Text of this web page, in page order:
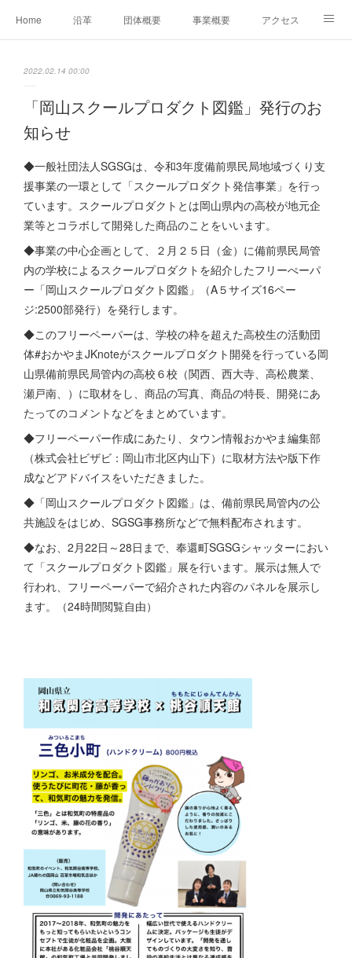
Home 沿革 団体概要 事業概要 アクセス
2022.02.14 00:00
「岡山スクールプロダクト図鑑」発行のお
知らせ
◆一般社団法人SGSGは、令和3年度備前県民局地域づくり支
援事業の一環として「スクールプロダクト発信事業」を行っ
ています。スクールプロダクトとは岡山県内の高校が地元企
業等とコラボして開発した商品のことをいいます。
◆事業の中心企画として、２月２５日（金）に備前県民局管
内の学校によるスクールプロダクトを紹介したフリーぺーパ
ー「岡山スクールプロダクト図鑑」（A５サイズ16ペー
ジ:2500部発行）を発行します。
◆このフリーペーパーは、学校の枠を超えた高校生の活動団
体#おかやまJKnoteがスクールプロダクト開発を行っている岡
山県備前県民局管内の高校６校（関西、西大寺、高松農業、
瀬戸南、）に取材をし、商品の写真、商品の特長、開発にあ
たってのコメントなどをまとめています。
◆フリーペーパー作成にあたり、タウン情報おかやま編集部
（株式会社ビザビ：岡山市北区内山下）に取材方法や版下作
成などアドバイスをいただきました。
◆「岡山スクールプロダクト図鑑」は、備前県民局管内の公
共施設をはじめ、SGSG事務所などで無料配布されます。
◆なお、2月22日～28日まで、奉還町SGSGシャッターにおい
て「スクールプロダクト図鑑」展を行います。展示は無人で
行われ、フリーペーパーで紹介された内容のパネルを展示し
ます。（24時間閲覧自由）